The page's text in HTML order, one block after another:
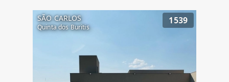
SÃO CARLOS
Quinta dos Buritis
1539